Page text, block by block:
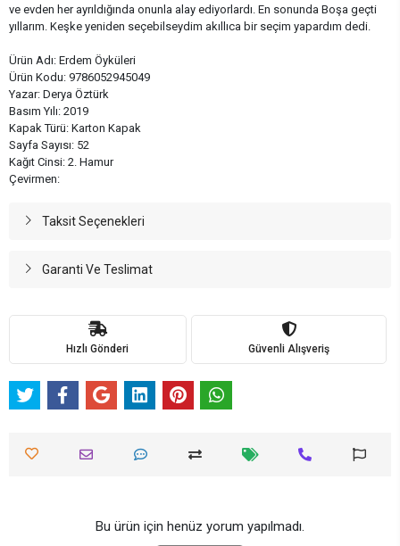
ve evden her ayrıldığında onunla alay ediyorlardı. En sonunda Boşa geçti
yıllarım. Keşke yeniden seçebilseydim akıllıca bir seçim yapardım dedi.
Ürün Adı: Erdem Öyküleri
Ürün Kodu: 9786052945049
Yazar: Derya Öztürk
Basım Yılı: 2019
Kapak Türü: Karton Kapak
Sayfa Sayısı: 52
Kağıt Cinsi: 2. Hamur
Çevirmen:
Taksit Seçenekleri
Garanti Ve Teslimat
Hızlı Gönderi Güvenli Alışveriş
Bu ürün için henüz yorum yapılmadı.